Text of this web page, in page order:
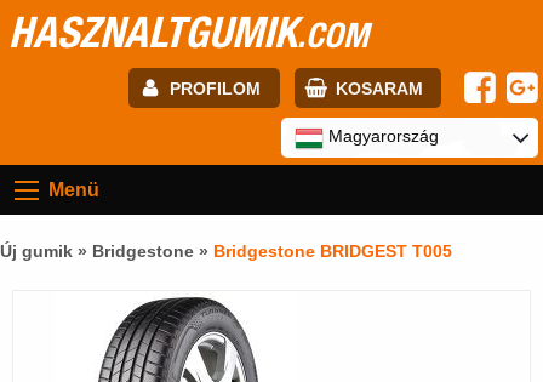
HASZNALTGUMIK.COM
PROFILOM KOSARAM
Jelszó:
Regisztráció
Magyarország
Menü
Új gumik » Bridgestone » Bridgestone BRIDGEST T005